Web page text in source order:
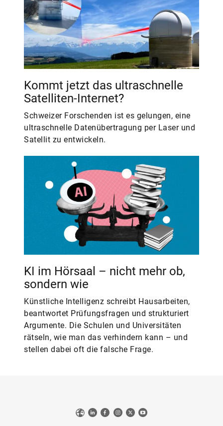
Kommt jetzt das ultraschnelle
Satelliten-Internet?
Schweizer Forschenden ist es gelungen, eine
ultraschnelle Datenübertragung per Laser und
Satellit zu entwickeln.
KI im Hörsaal – nicht mehr ob,
sondern wie
Künstliche Intelligenz schreibt Hausarbeiten,
beantwortet Prüfungsfragen und strukturiert
Argumente. Die Schulen und Universitäten
rätseln, wie man das verhindern kann – und
stellen dabei oft die falsche Frage.
WebLinkedIn
Facebook
Instagram
X YouTube